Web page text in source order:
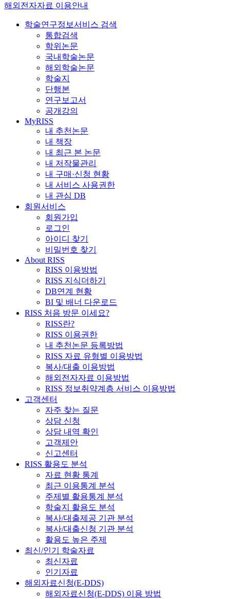
해외전자자료 이용안내
학술연구정보서비스 검색
통합검색
학위논문
국내학술논문
해외학술논문
학술지
단행본
연구보고서
공개강의
MyRISS
내 추천논문
내 책장
내 최근 본 논문
내 저작물관리
내 구매·신청 현황
내 서비스 사용권한
내 관심 DB
회원서비스
회원가입
로그인
아이디 찾기
비밀번호 찾기
About RISS
RISS 이용방법
RISS 지식더하기
DB연계 현황
BI 및 배너 다운로드
RISS 처음 방문 이세요?
RISS란?
RISS 이용권한
내 추천논문 등록방법
RISS 자료 유형별 이용방법
복사/대출 이용방법
해외전자자료 이용방법
RISS 정보취약계층 서비스 이용방법
고객센터
자주 찾는 질문
상담 신청
상담 내역 확인
고객제안
신고센터
RISS 활용도 분석
자료 현황 통계
최근 이용통계 분석
주제별 활용통계 분석
학술지 활용도 분석
복사/대출제공 기관 분석
복사/대출신청 기관 분석
활용도 높은 주제
최신/인기 학술자료
최신자료
인기자료
해외자료신청(E-DDS)
해외자료신청(E-DDS) 이용 방법